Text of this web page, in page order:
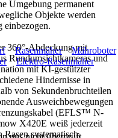
Umgebung permanent
Objekte werden
einbezogen.
360°-Abdeckung mit
Rundumsichtkameras und
mit KI-gestützter
Hindernisse in
von Sekundenbruchteilen
Ausweichbewegungen
(EFLS™ N-
X420E weiß jederzeit
systematisch,
Rasenmäher
Mähroboter
Elektro-Rasenmäher